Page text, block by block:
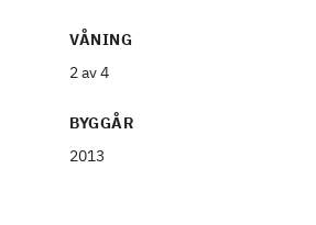
VÅNING
2 av 4
BYGGÅR
2013